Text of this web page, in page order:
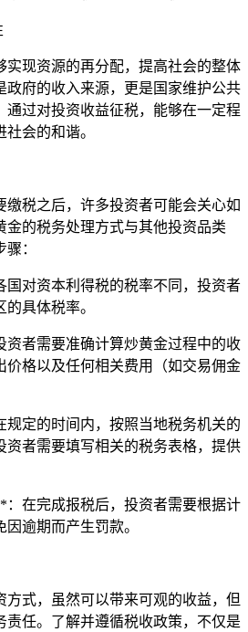
实现资源的再分配，提高社会的整体
政府的收入来源，更是国家维护公共
通过对投资收益征税，能够在一定程
会的和谐。
缴税之后，许多投资者可能会关心如
金的税务处理方式与其他投资品类
：
对资本利得税的税率不同，投资者
具体税率。
者需要准确计算炒黄金过程中的收
价格以及任何相关费用（如交易佣金
定的时间内，按照当地税务机关的
资者需要填写相关的税务表格，提供
在完成报税后，投资者需要根据计
逾期而产生罚款。
方式，虽然可以带来可观的收益，但
责任。了解并遵循税收政策，不仅是